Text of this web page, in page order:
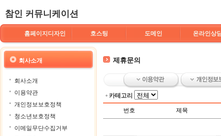
참인 커뮤니케이션
홈페이지디자인 호스팅 도메인 온라인상
회사소개
회사소개
이용약관
개인정보보호정책
청소년보호정책
이메일무단수집거부
제휴문의
카테고리
번호 제목